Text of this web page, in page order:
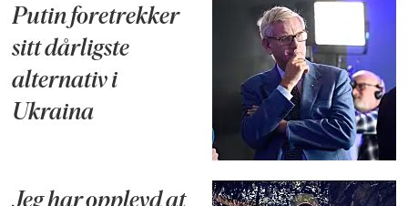
Putin foretrekker
sitt dårligste
alternativ i
Ukraina